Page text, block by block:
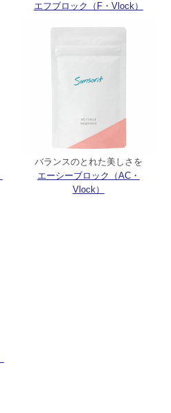
エフブロック（F・Vlock）
バランスのとれた美しさを
エーシーブロック（AC・
Vlock）